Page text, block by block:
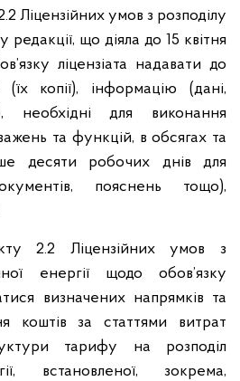
Ліцензійних умов з розподілу
редакції, що діяла до 15 квітня
ліцензіата надавати до
копії), інформацію (дані,
необхідні для виконання
та функцій, в обсягах та
десяти робочих днів для
пояснень тощо),
2.2 Ліцензійних умов з
енергії щодо обов’язку
визначених напрямків та
коштів за статтями витрат
тарифу на розподіл
встановленої, зокрема,